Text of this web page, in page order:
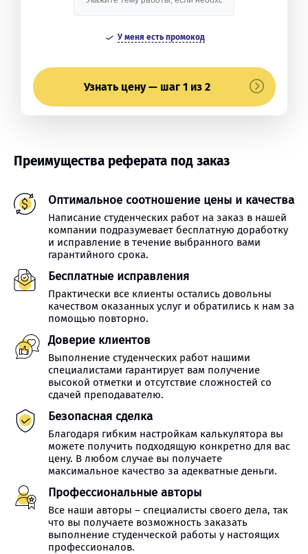
У меня есть промокод
Узнать цену — шаг 1 из 2
Преимущества реферата под заказ
Оптимальное соотношение цены и качества
Написание студенческих работ на заказ в нашей
компании подразумевает бесплатную доработку
и исправление в течение выбранного вами
гарантийного срока.
Бесплатные исправления
Практически все клиенты остались довольны
качеством оказанных услуг и обратились к нам за
помощью повторно.
Доверие клиентов
Выполнение студенческих работ нашими
специалистами гарантирует вам получение
высокой отметки и отсутствие сложностей со
сдачей преподавателю.
Безопасная сделка
Благодаря гибким настройкам калькулятора вы
можете получить подходящую конкретно для вас
цену. В любом случае вы получаете
максимальное качество за адекватные деньги.
Профессиональные авторы
Все наши авторы – специалисты своего дела, так
что вы получаете возможность заказать
выполнение студенческой работы у настоящих
профессионалов.